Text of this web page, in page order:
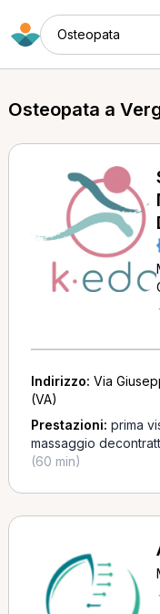
Osteopata
Osteopata a
Indirizzo: Via
(VA)
Prestazioni: prima
massaggio
(60 min)